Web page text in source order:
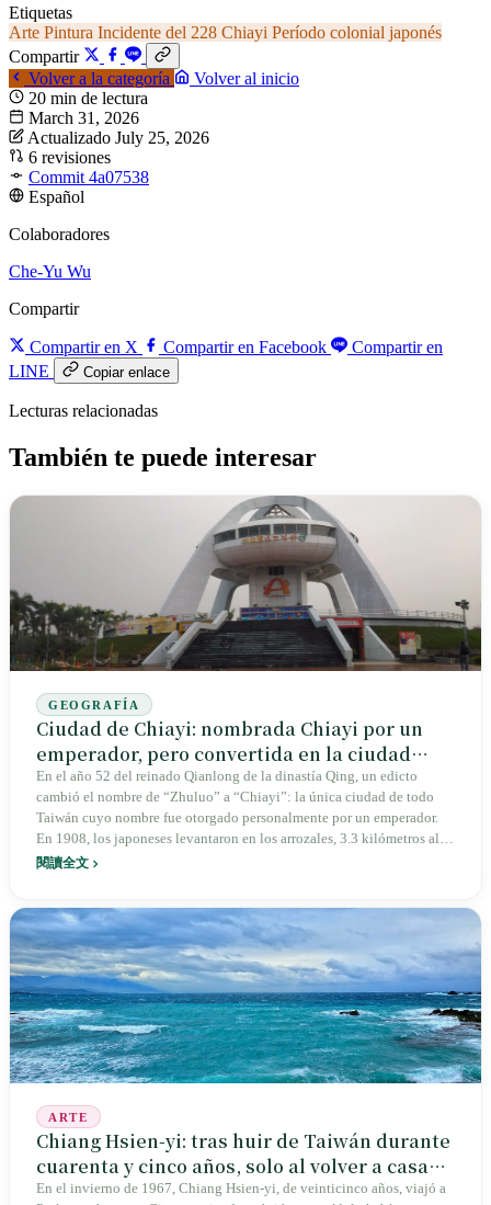
Etiquetas
Arte Pintura Incidente del 228 Chiayi Período colonial japonés
Compartir
Volver a la categoría
Volver al inicio
20 min de lectura
March 31, 2026
Actualizado July 25, 2026
6 revisiones
Commit 4a07538
Español
Colaboradores
Che-Yu Wu
Compartir
Compartir en X Compartir en Facebook
Compartir en
LINE
Copiar enlace
Lecturas relacionadas
También te puede interesar
GEOGRAFÍA
Ciudad de Chiayi: nombrada Chiayi por un
emperador, pero convertida en la ciudad
provincial más fácil de pasar por alto
En el año 52 del reinado Qianlong de la dinastía Qing, un edicto
cambió el nombre de “Zhuluo” a “Chiayi”: la única ciudad de todo
Taiwán cuyo nombre fue otorgado personalmente por un emperador.
En 1908, los japoneses levantaron en los arrozales, 3.3 kilómetros al
suroeste de esta ciudad, el primer monumento del mundo al trópico de
Koshien. El 25 de marzo de 1947, el pintor Chen Cheng-po fue atado
y fusilado frente a la estación de tren; su cadáver permaneció tres días
en la calle. Hoy, la Ciudad de Chiayi tiene 260,000 habitantes y 60
kilómetros cuadrados, no cuenta con estación de tren de alta
velocidad, está completamente rodeada por el Condado de Chiayi y es
un espécimen de ciudad mediana taiwanesa.
閱讀全文
ARTE
Chiang Hsien-yi: tras huir de Taiwán durante
cuarenta y cinco años, solo al volver a casa
pudo pintar las mejores obras de su vida
En el invierno de 1967, Chiang Hsien-yi, de veinticinco años, viajó a